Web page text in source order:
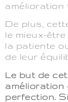
amélioration
De plus,
le mieux-
la patiente
de leur
Le but de
amélioration
perfection.